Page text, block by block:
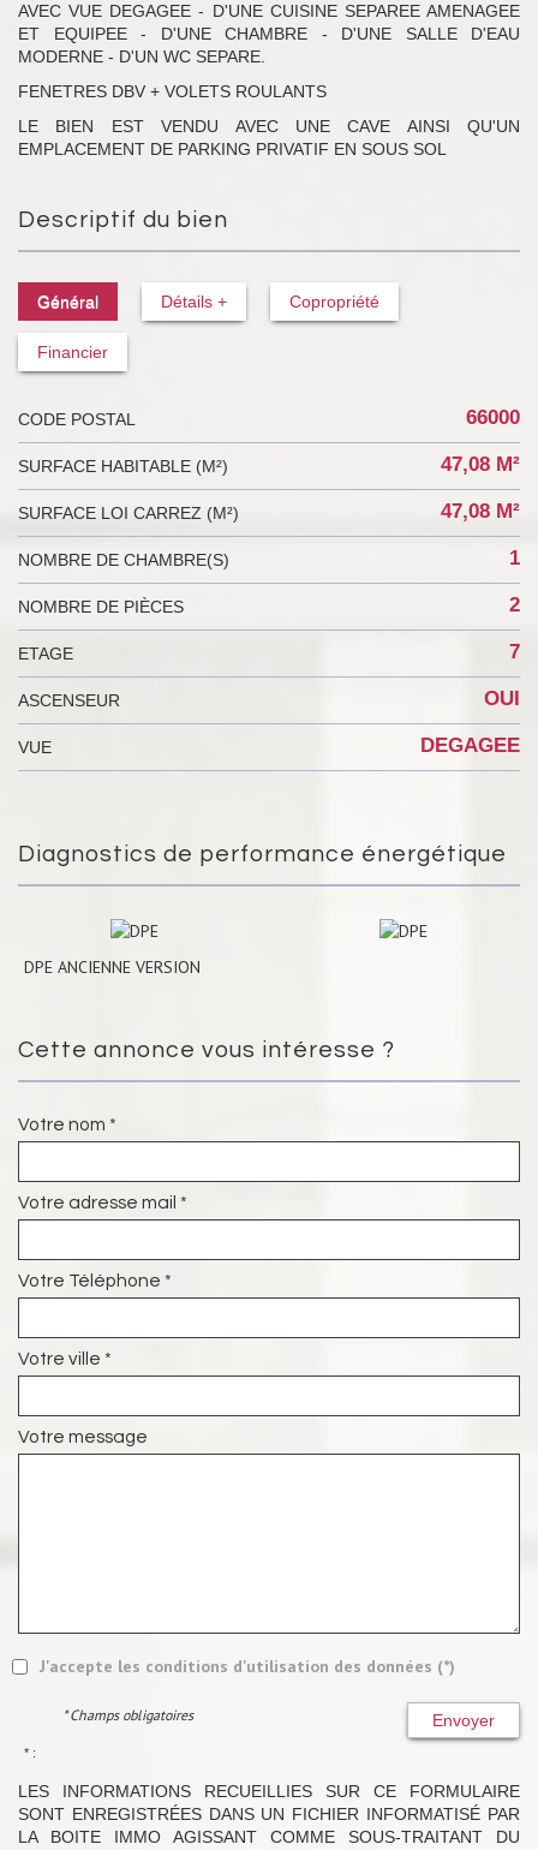
AVEC VUE DEGAGEE - D'UNE CUISINE SEPAREE AMENAGEE
ET EQUIPEE - D'UNE CHAMBRE - D'UNE SALLE D'EAU
MODERNE - D'UN WC SEPARE.
FENETRES DBV + VOLETS ROULANTS
LE BIEN EST VENDU AVEC UNE CAVE AINSI QU'UN
EMPLACEMENT DE PARKING PRIVATIF EN SOUS SOL
Descriptif du bien
Général Détails + Copropriété
Financier
CODE POSTAL 66000
SURFACE HABITABLE (M²) 47,08 M²
SURFACE LOI CARREZ (M²) 47,08 M²
NOMBRE DE CHAMBRE(S) 1
NOMBRE DE PIÈCES 2
ETAGE 7
ASCENSEUR OUI
VUE DEGAGEE
Diagnostics de performance énergétique
DPE ANCIENNE VERSION
Cette annonce vous intéresse ?
Votre nom *
Votre adresse mail *
Votre Téléphone *
Votre ville *
Votre message
J'accepte les conditions d'utilisation des données (*)
Envoyer
* Champs obligatoires
* :
LES INFORMATIONS RECUEILLIES SUR CE FORMULAIRE
SONT ENREGISTRÉES DANS UN FICHIER INFORMATISÉ PAR
LA BOITE IMMO AGISSANT COMME SOUS-TRAITANT DU